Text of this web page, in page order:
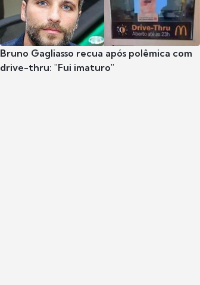
Bruno Gagliasso recua após polêmica com
drive-thru: "Fui imaturo"